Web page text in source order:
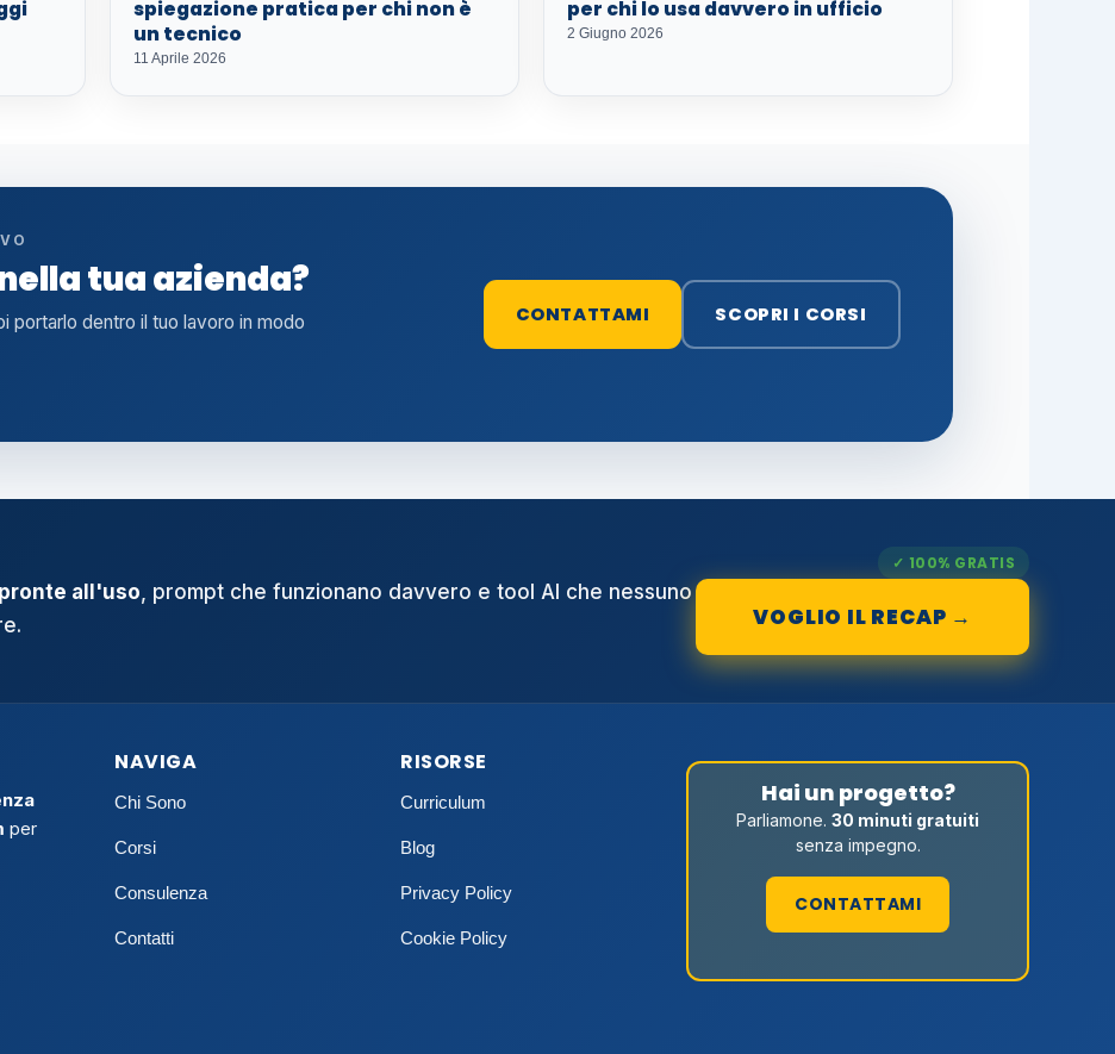
spiegazione pratica per chi non è
un tecnico
11 Aprile 2026
per chi lo usa davvero in ufficio
2 Giugno 2026
tua azienda?
portarlo dentro il tuo lavoro in modo
CONTATTAMI SCOPRI I CORSI
all'uso, prompt che funzionano davvero e tool AI che nessuno
✓ 100% GRATIS
VOGLIO IL RECAP →
per
NAVIGA
Chi Sono
Corsi
Consulenza
Contatti
RISORSE
Curriculum
Blog
Privacy Policy
Cookie Policy
Hai un progetto?
Parliamone. 30 minuti gratuiti
senza impegno.
CONTATTAMI